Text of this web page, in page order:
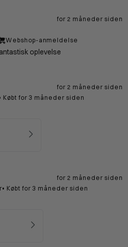
for 2 måneder siden
Webshop-anmeldelse
oplevelse
for 2 måneder siden
Købt for 3 måneder siden
for 2 måneder siden
• Købt for 3 måneder siden